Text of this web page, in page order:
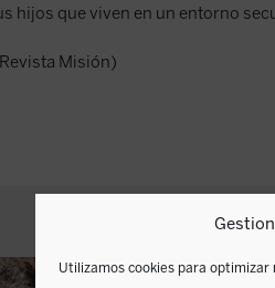
Utilizamos cookies para
hijos que viven en un entorno
Misión)
Joseph